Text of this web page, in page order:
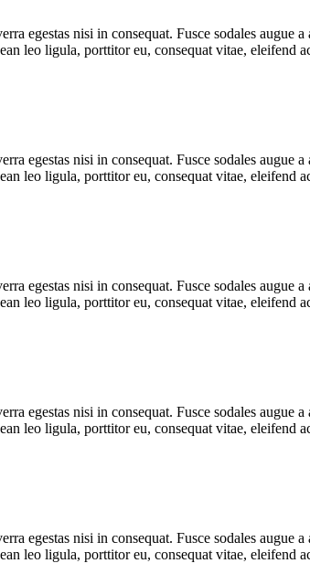
egestas nisi in consequat. Fusce sodales
leo ligula, porttitor eu, consequat vitae, eleifend
egestas nisi in consequat. Fusce sodales
leo ligula, porttitor eu, consequat vitae, eleifend
egestas nisi in consequat. Fusce sodales
leo ligula, porttitor eu, consequat vitae, eleifend
egestas nisi in consequat. Fusce sodales
leo ligula, porttitor eu, consequat vitae, eleifend
egestas nisi in consequat. Fusce sodales
leo ligula, porttitor eu, consequat vitae, eleifend